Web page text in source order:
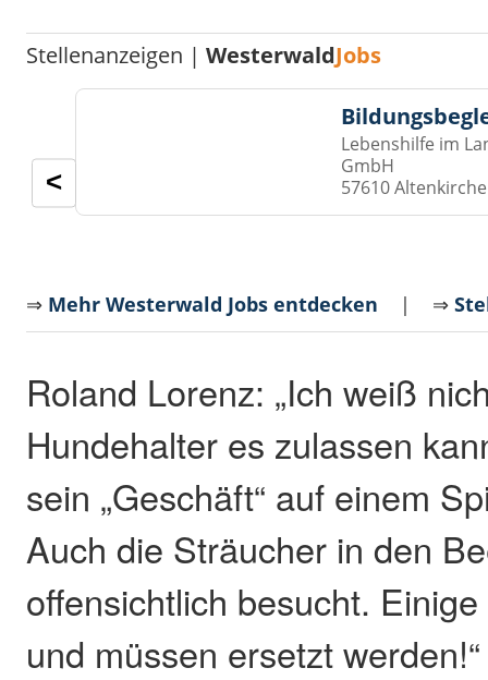
Stellenanzeigen |WesterwaldJobs
Lebenshilfe im
GmbH
57610
<
⇒ Mehr Westerwald Jobs entdecken | ⇒
Roland Lorenz: „Ich weiß
Hundehalter es zulassen
sein „Geschäft“ auf einem
Auch die Sträucher in den
offensichtlich besucht.
und müssen ersetzt werden!“